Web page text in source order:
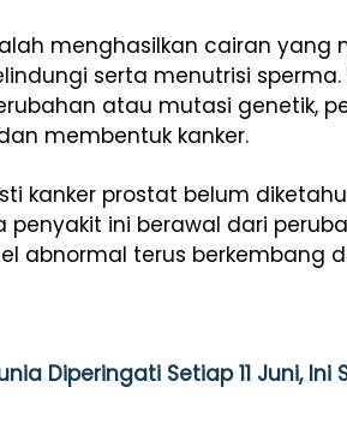
menghasilkan cairan yang
serta menutrisi
atau mutasi genetik,
membentuk kanker.
kanker prostat belum
penyakit ini berawal dari
abnormal terus berkembang
Diperingati Setiap 11 Juni, Ini